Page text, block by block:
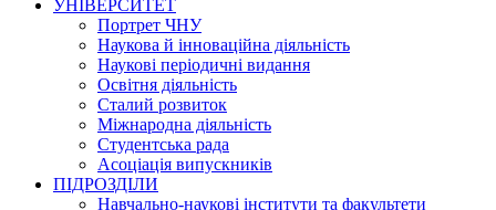
УНІВЕРСИТЕТ
Портрет ЧНУ
Наукова й інноваційна діяльність
Наукові періодичні видання
Освітня діяльність
Сталий розвиток
Міжнародна діяльність
Студентська рада
Асоціація випускників
ПІДРОЗДІЛИ
Навчально-наукові інститути та факультети